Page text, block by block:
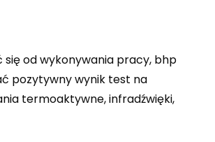
się od wykonywania pracy, bhp
pozytywny wynik test na
termoaktywne, infradźwięki,